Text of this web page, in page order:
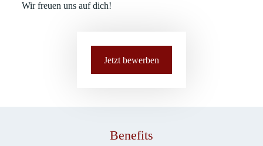
Wir freuen uns auf dich!
Jetzt bewerben
Benefits